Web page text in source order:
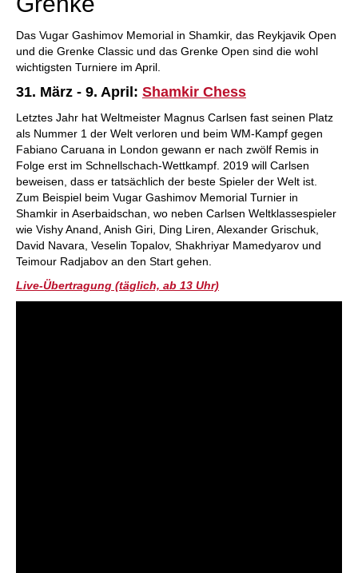
Das Vugar Gashimov Memorial in Shamkir, das Reykjavik Open
und die Grenke Classic und das Grenke Open sind die wohl
wichtigsten Turniere im April.
31. März - 9. April: Shamkir Chess
Letztes Jahr hat Weltmeister Magnus Carlsen fast seinen Platz
als Nummer 1 der Welt verloren und beim WM-Kampf gegen
Fabiano Caruana in London gewann er nach zwölf Remis in
Folge erst im Schnellschach-Wettkampf. 2019 will Carlsen
beweisen, dass er tatsächlich der beste Spieler der Welt ist.
Zum Beispiel beim Vugar Gashimov Memorial Turnier in
Shamkir in Aserbaidschan, wo neben Carlsen Weltklassespieler
wie Vishy Anand, Anish Giri, Ding Liren, Alexander Grischuk,
David Navara, Veselin Topalov, Shakhriyar Mamedyarov und
Teimour Radjabov an den Start gehen.
Live-Übertragung (täglich, ab 13 Uhr)